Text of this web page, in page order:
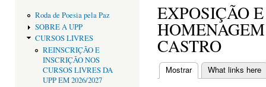
Roda de Poesia pela Paz
SOBRE A UPP
CURSOS LIVRES
REINSCRIÇÃO E
INSCRIÇÃO NOS
CURSOS LIVRES DA
UPP EM 2026/2027
EXPOSIÇÃO
CASTRO
Separadores
Mostrar(separador ativo)
What links here